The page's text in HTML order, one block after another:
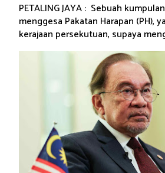
PETALING JAYA : Sebuah
menggesa Pakatan Harapan (PH),
kerajaan persekutuan, supaya